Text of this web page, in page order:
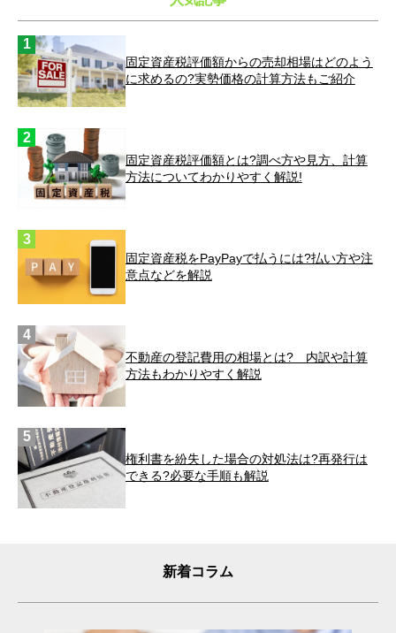
固定資産税評価額からの売却相場はどのよう
に求めるの?実勢価格の計算方法もご紹介
固定資産税評価額とは?調べ方や見方、計算
方法についてわかりやすく解説!
固定資産税をPayPayで払うには?払い方や注
意点などを解説
不動産の登記費用の相場とは? 内訳や計算
方法もわかりやすく解説
権利書を紛失した場合の対処法は?再発行は
できる?必要な手順も解説
新着コラム